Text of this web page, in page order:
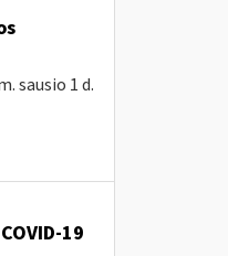
sausio 1 d.
19